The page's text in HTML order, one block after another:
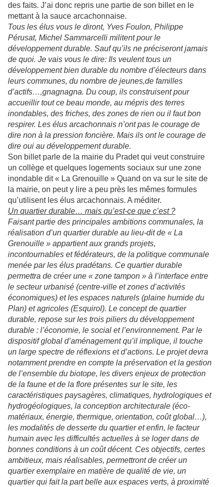
des faits. J’ai donc repris une partie de son billet en le
mettant à la sauce arcachonnaise.
Tous les élus vous le diront, Yves Foulon, Philippe
Pérusat, Michel Sammarcelli militent pour le
développement durable. Sauf qu’ils ne préciseront jamais
de quoi. Je vais vous le dire: Ils veulent tous un
développement bien durable du nombre d’électeurs dans
leurs communes, du nombre de jeunes,de familles
d’actifs…,gnagnagna. Du coup, ils construisent pour
accueillir tout ce beau monde, au mépris des terres
inondables, des friches, des zones de rien ou il faut bon
respirer. Les élus arcachonnais n’ont pas le courage de
dire non à la pression foncière. Mais ils ont le courage de
dire oui au développement durable.
Son billet parle de la mairie du Pradet qui veut construire
un collège et quelques logements sociaux sur une zone
inondable dit « La Grenouille » Quand on va sur le site de
la mairie, on peut y lire a peu près les mêmes formules
qu’utilisent les élus arcachonnais. A méditer.
Un quartier durable… mais qu’est-ce que c’est ?
Faisant partie des principales ambitions communales, la
réalisation d’un quartier durable au lieu-dit de « La
Grenouille » appartient aux grands projets,
incontournables et fédérateurs, de la politique communale
menée par les élus pradétans. Ce quartier durable
permettra de créer une « zone tampon » à l’interface entre
le secteur urbanisé (centre-ville et zones d’activités
économiques) et les espaces naturels (plaine humide du
Plan) et agricoles (Esquirol). Le concept de quartier
durable, repose sur les trois piliers du développement
durable : l’économie, le social et l’environnement. Par le
dispositif global d’aménagement qu’il implique, il touche
un large spectre de réflexions et d’actions. Le projet devra
notamment prendre en compte la préservation et la gestion
de l’ensemble du biotope, les divers enjeux de protection
de la faune et de la flore présentes sur le site, les
caractéristiques paysagères, climatiques, hydrologiques et
hydrogéologiques, la conception architecturale (éco-
matériaux, énergie, thermique, orientation, coût global…),
les modalités de desserte du quartier et enfin, le facteur
humain avec les difficultés actuelles à se loger dans de
bonnes conditions à un coût décent. Ces objectifs, certes
ambitieux, mais réalisables, permettront de créer un
quartier exemplaire en matière de qualité de vie, un
quartier qui fait la part belle aux espaces verts, à proximité